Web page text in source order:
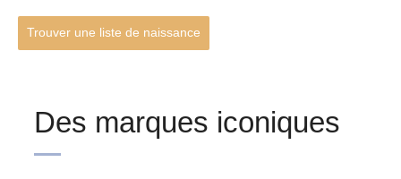
Trouver une liste de naissance
Des marques iconiques